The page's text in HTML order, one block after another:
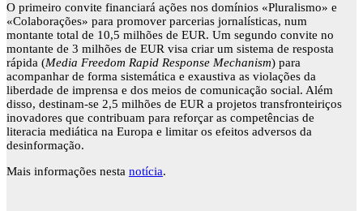
O primeiro convite financiará ações nos domínios «Pluralismo» e
«Colaborações» para promover parcerias jornalísticas, num
montante total de 10,5 milhões de EUR. Um segundo convite no
montante de 3 milhões de EUR visa criar um sistema de resposta
rápida (Media Freedom Rapid Response Mechanism) para
acompanhar de forma sistemática e exaustiva as violações da
liberdade de imprensa e dos meios de comunicação social. Além
disso, destinam-se 2,5 milhões de EUR a projetos transfronteiriços
inovadores que contribuam para reforçar as competências de
literacia mediática na Europa e limitar os efeitos adversos da
desinformação.
Mais informações nesta notícia.